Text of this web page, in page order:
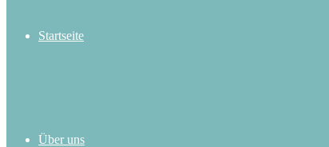
Startseite
Über uns